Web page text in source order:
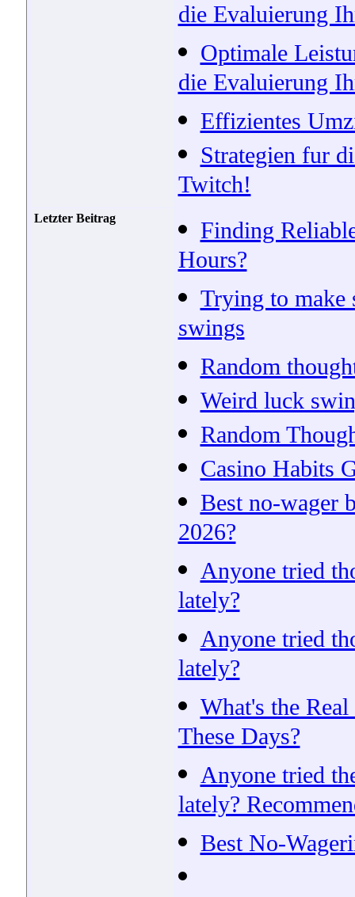
die Evaluierung
Optimale
die Evaluierung
Effizientes
Strategien fur
Twitch!
Letzter Beitrag Finding
Hours?
Trying to make
swings
Random
Weird luck
Random
Casino Habits
Best no-wager
2026?
Anyone tried
lately?
Anyone tried
lately?
What's the
These Days?
Anyone tried
lately?
Best No-